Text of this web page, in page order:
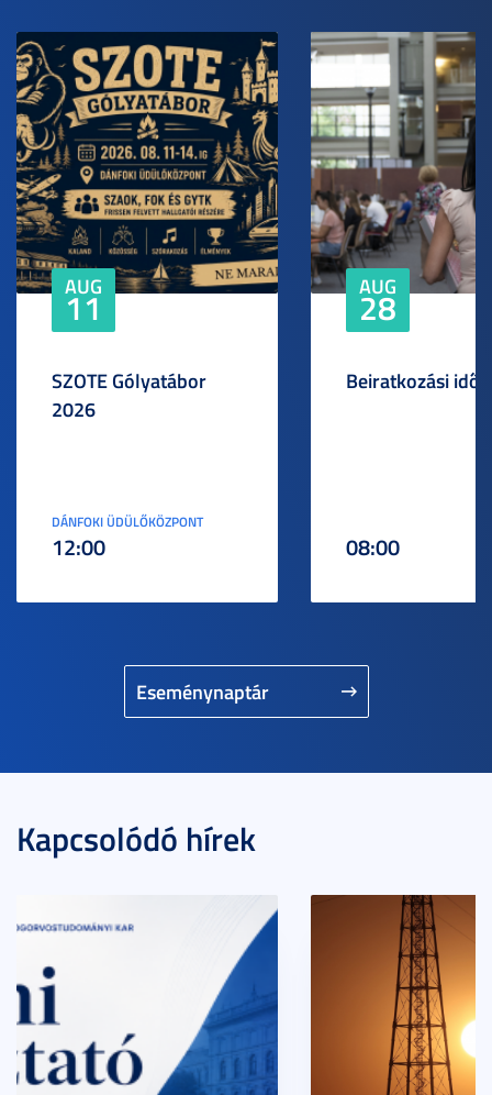
Eseménynaptár
AUG
11
SZOTE Gólyatábor
2026
DÁNFOKI ÜDÜLŐKÖZPONT
12:00
AUG
28
Beiratkozási
08:00
Kapcsolódó hírek